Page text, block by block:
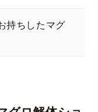
持ちしたマグ